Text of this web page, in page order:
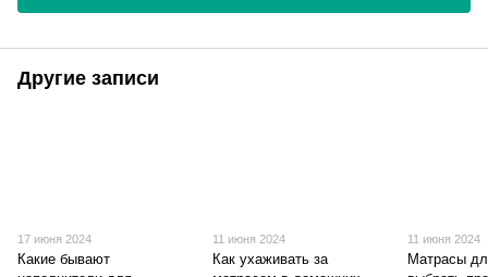
Другие записи
17 июня 2024
Какие бывают
11 июня 2024
Как ухаживать за
11 июня 2024
Матрасы